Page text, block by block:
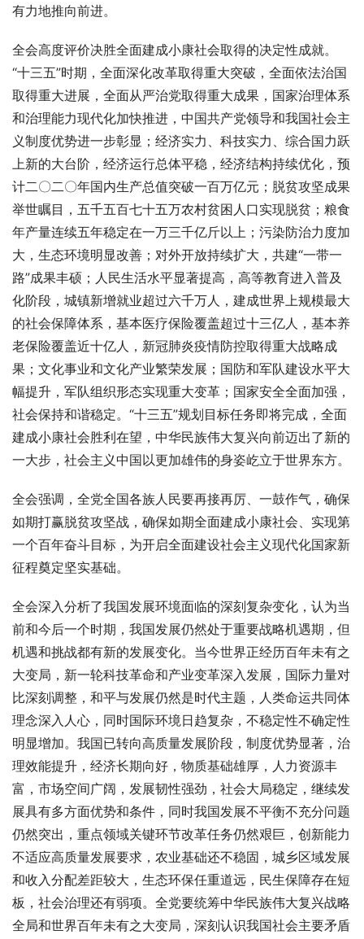
有力地推向前进。
全会高度评价决胜全面建成小康社会取得的决定性成就。
“十三五”时期，全面深化改革取得重大突破，全面依法治国
取得重大进展，全面从严治党取得重大成果，国家治理体系
和治理能力现代化加快推进，中国共产党领导和我国社会主
义制度优势进一步彰显；经济实力、科技实力、综合国力跃
上新的大台阶，经济运行总体平稳，经济结构持续优化，预
计二〇二〇年国内生产总值突破一百万亿元；脱贫攻坚成果
举世瞩目，五千五百七十五万农村贫困人口实现脱贫；粮食
年产量连续五年稳定在一万三千亿斤以上；污染防治力度加
大，生态环境明显改善；对外开放持续扩大，共建“一带一
路”成果丰硕；人民生活水平显著提高，高等教育进入普及
化阶段，城镇新增就业超过六千万人，建成世界上规模最大
的社会保障体系，基本医疗保险覆盖超过十三亿人，基本养
老保险覆盖近十亿人，新冠肺炎疫情防控取得重大战略成
果；文化事业和文化产业繁荣发展；国防和军队建设水平大
幅提升，军队组织形态实现重大变革；国家安全全面加强，
社会保持和谐稳定。“十三五”规划目标任务即将完成，全面
建成小康社会胜利在望，中华民族伟大复兴向前迈出了新的
一大步，社会主义中国以更加雄伟的身姿屹立于世界东方。
全会强调，全党全国各族人民要再接再厉、一鼓作气，确保
如期打赢脱贫攻坚战，确保如期全面建成小康社会、实现第
一个百年奋斗目标，为开启全面建设社会主义现代化国家新
征程奠定坚实基础。
全会深入分析了我国发展环境面临的深刻复杂变化，认为当
前和今后一个时期，我国发展仍然处于重要战略机遇期，但
机遇和挑战都有新的发展变化。当今世界正经历百年未有之
大变局，新一轮科技革命和产业变革深入发展，国际力量对
比深刻调整，和平与发展仍然是时代主题，人类命运共同体
理念深入人心，同时国际环境日趋复杂，不稳定性不确定性
明显增加。我国已转向高质量发展阶段，制度优势显著，治
理效能提升，经济长期向好，物质基础雄厚，人力资源丰
富，市场空间广阔，发展韧性强劲，社会大局稳定，继续发
展具有多方面优势和条件，同时我国发展不平衡不充分问题
仍然突出，重点领域关键环节改革任务仍然艰巨，创新能力
不适应高质量发展要求，农业基础还不稳固，城乡区域发展
和收入分配差距较大，生态环保任重道远，民生保障存在短
板，社会治理还有弱项。全党要统筹中华民族伟大复兴战略
全局和世界百年未有之大变局，深刻认识我国社会主要矛盾